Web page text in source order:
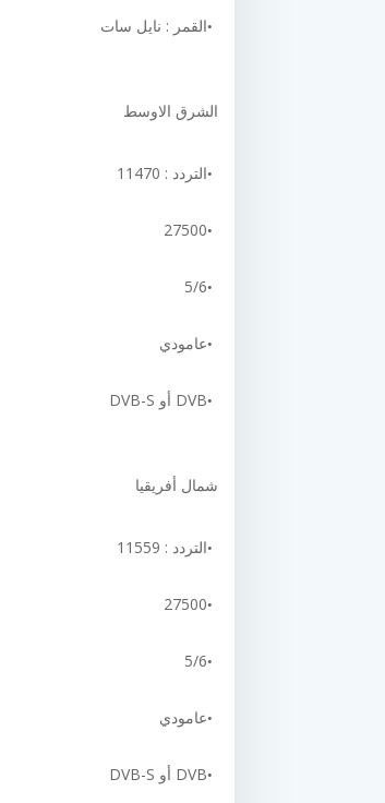
القمر : نايل سات
الشرق الاوسط
التردد : 11470
27500
5/6
عامودي
DVB أو DVB-S
شمال أفريقيا
التردد : 11559
27500
5/6
عامودي
DVB أو DVB-S